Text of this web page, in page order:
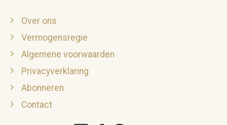
Over ons
Vermogensregie
Algemene voorwaarden
Privacyverklaring
Abonneren
Contact